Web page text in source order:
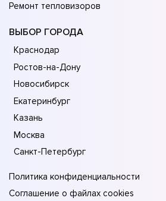
Ремонт тепловизоров
ВЫБОР ГОРОДА
Краснодар
Ростов-на-Дону
Новосибирск
Екатеринбург
Казань
Москва
Санкт-Петербург
Политика конфиденциальности
Соглашение о файлах cookies